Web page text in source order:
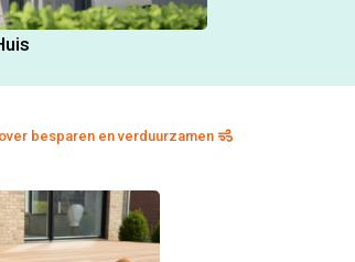
besparen en verduurzamen